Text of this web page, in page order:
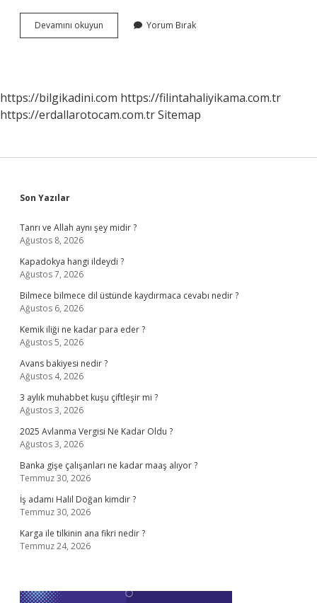
Devamını okuyun
Kelimesi
Yorum Bırak
https://bilgikadini.com https://filintahaliyikama.com.tr
https://erdallarotocam.com.trSitemap
Sidebar
Son Yazılar
Tanrı ve Allah aynı şey midir ?
Ağustos 8, 2026
Kapadokya hangi ildeydi ?
Ağustos 7, 2026
Bilmece bilmece dil üstünde kaydırmaca cevabı nedir ?
Ağustos 6, 2026
Kemik iliği ne kadar para eder ?
Ağustos 5, 2026
Avans bakiyesi nedir ?
Ağustos 4, 2026
3 aylık muhabbet kuşu çiftleşir mi ?
Ağustos 3, 2026
2025 Avlanma Vergisi Ne Kadar Oldu ?
Ağustos 3, 2026
Banka gişe çalışanları ne kadar maaş alıyor ?
Temmuz 30, 2026
İş adamı Halil Doğan kimdir ?
Temmuz 30, 2026
Karga ile tilkinin ana fikri nedir ?
Temmuz 24, 2026